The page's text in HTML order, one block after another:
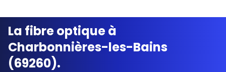
Streaming
La fibre optique à
Charbonnières-les-Bains
(69260).